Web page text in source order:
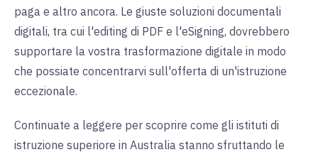
paga e altro ancora. Le giuste soluzioni documentali
digitali, tra cui l'editing di PDF e l'eSigning, dovrebbero
supportare la vostra trasformazione digitale in modo
che possiate concentrarvi sull'offerta di un'istruzione
eccezionale.
Continuate a leggere per scoprire come gli istituti di
istruzione superiore in Australia stanno sfruttando le